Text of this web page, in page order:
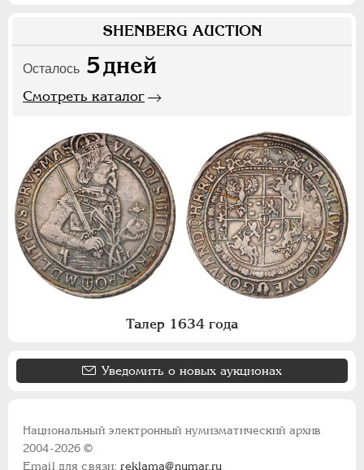
SHENBERG AUCTION
Осталось 5дней
Смотреть каталог
Талер 1634 года
Уведомить о новых аукционах
Национальный электронный нумизматический архив
2004-2026 ©
Email для связи:reklama@numar.ru